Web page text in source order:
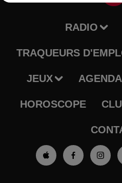
RADIO
TRAQUEURS
JEUX AGENDA
HOROSCOPE